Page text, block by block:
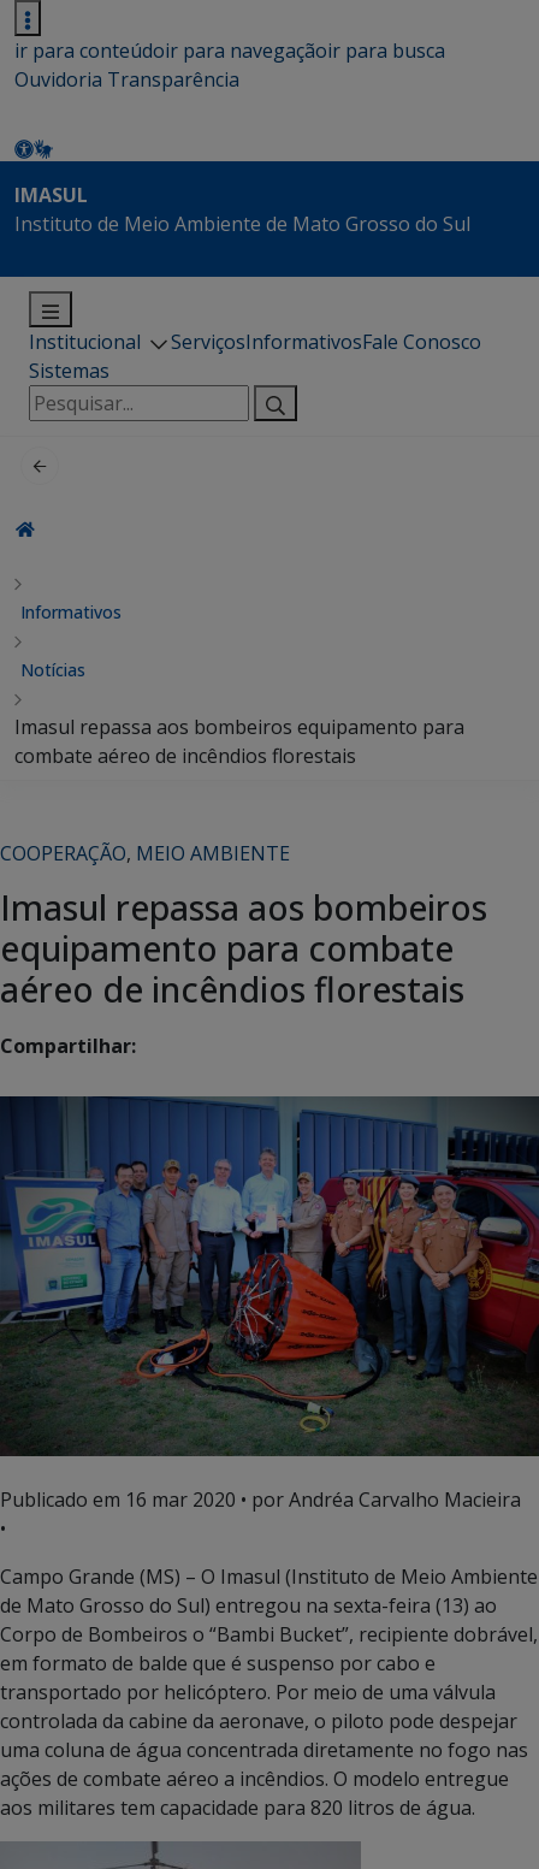
ir para conteúdoir para navegaçãoir para busca
Ouvidoria Transparência
IMASUL
Instituto de Meio Ambiente de Mato Grosso do Sul
Institucional ServiçosInformativosFale Conosco
Sistemas
Pesquisar
por:
Informativos
Notícias
Imasul repassa aos bombeiros equipamento para
combate aéreo de incêndios florestais
COOPERAÇÃO, MEIO AMBIENTE
Imasul repassa aos bombeiros
equipamento para combate
aéreo de incêndios florestais
Compartilhar:
Publicado em 16 mar 2020 • por Andréa Carvalho Macieira
•
Campo Grande (MS) – O Imasul (Instituto de Meio Ambiente
de Mato Grosso do Sul) entregou na sexta-feira (13) ao
Corpo de Bombeiros o “Bambi Bucket”, recipiente dobrável,
em formato de balde que é suspenso por cabo e
transportado por helicóptero. Por meio de uma válvula
controlada da cabine da aeronave, o piloto pode despejar
uma coluna de água concentrada diretamente no fogo nas
ações de combate aéreo a incêndios. O modelo entregue
aos militares tem capacidade para 820 litros de água.